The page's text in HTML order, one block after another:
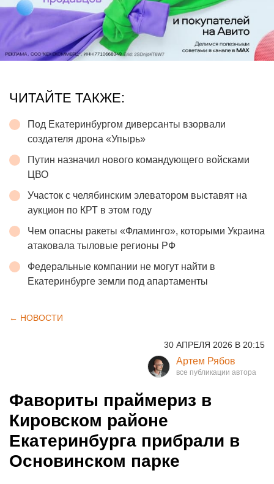
ЧИТАЙТЕ ТАКЖЕ:
Под Екатеринбургом диверсанты взорвали
создателя дрона «Упырь»
Путин назначил нового командующего войсками
ЦВО
Участок с челябинским элеватором выставят на
аукцион по КРТ в этом году
Чем опасны ракеты «Фламинго», которыми Украина
атаковала тыловые регионы РФ
Федеральные компании не могут найти в
Екатеринбурге земли под апартаменты
← НОВОСТИ
30 АПРЕЛЯ 2026 В 20:15
Артем Рябов
Фавориты праймериз в
Кировском районе
Екатеринбурга прибрали в
Основинском парке